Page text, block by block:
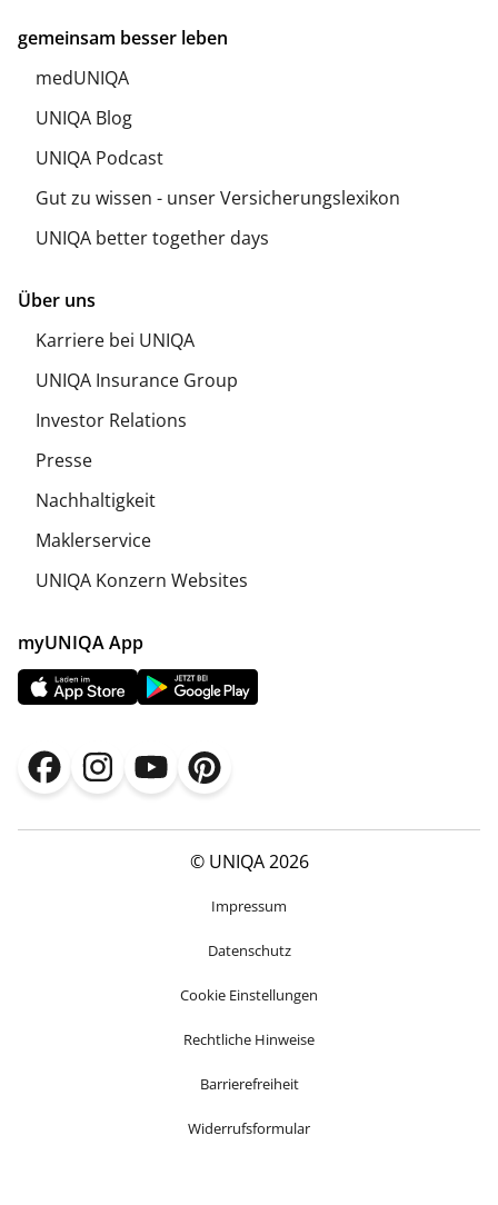
gemeinsam besser leben
medUNIQA
UNIQA Blog
UNIQA Podcast
Gut zu wissen - unser Versicherungslexikon
UNIQA better together days
Über uns
Karriere bei UNIQA
UNIQA Insurance Group
Investor Relations
Presse
Nachhaltigkeit
Maklerservice
UNIQA Konzern Websites
myUNIQA App
© UNIQA 2026
Impressum
Datenschutz
Cookie Einstellungen
Rechtliche Hinweise
Barrierefreiheit
Widerrufsformular